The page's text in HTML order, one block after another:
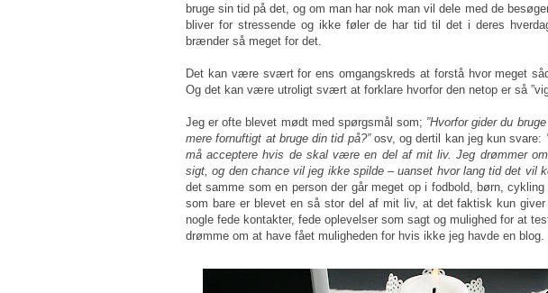
bruge sin tid på det, og om man har nok man vil dele med de
bliver for stressende og ikke føler de har tid til det i deres
brænder så meget for det.
Det kan være svært for ens omgangskreds at forstå hvor meget
Og det kan være utroligt svært at forklare hvorfor den netop er så
Jeg er ofte blevet mødt med spørgsmål som; ”Hvorfor gider du
mere fornuftigt at bruge din tid på?”osv, og dertil kan jeg kun svare:
må acceptere hvis de skal være en del af mit liv. Jeg drømmer
sigt, og den chance vil jeg ikke spilde – uanset hvor lang tid det vil
det samme som en person der går meget op i fodbold, børn,
som bare er blevet en så stor del af mit liv, at det faktisk kun
nogle fede kontakter, fede oplevelser som sagt og mulighed for at
drømme om at have fået muligheden for hvis ikke jeg havde en blog.